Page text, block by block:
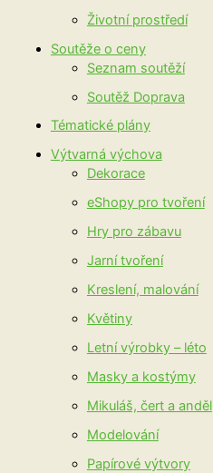
Životní prostředí
Soutěže o ceny
Seznam soutěží
Soutěž Doprava
Tématické plány
Výtvarná výchova
Dekorace
eShopy pro tvoření
Hry pro zábavu
Jarní tvoření
Kreslení, malování
Květiny
Letní výrobky – léto
Masky a kostýmy
Mikuláš, čert a anděl
Modelování
Papírové výtvory